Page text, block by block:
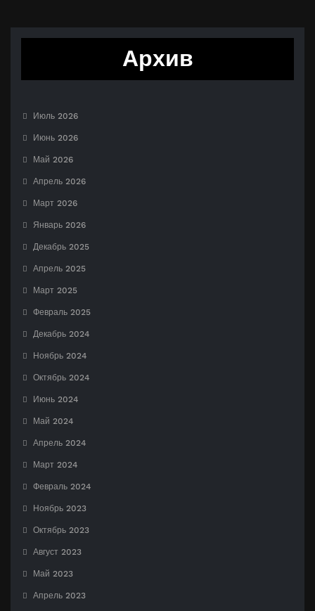
Архив
Июль 2026
Июнь 2026
Май 2026
Апрель 2026
Март 2026
Январь 2026
Декабрь 2025
Апрель 2025
Март 2025
Февраль 2025
Декабрь 2024
Ноябрь 2024
Октябрь 2024
Июнь 2024
Май 2024
Апрель 2024
Март 2024
Февраль 2024
Ноябрь 2023
Октябрь 2023
Август 2023
Май 2023
Апрель 2023